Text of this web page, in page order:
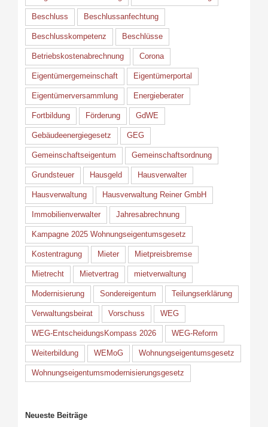
Beschluss Beschlussanfechtung
Beschlusskompetenz Beschlüsse
Betriebskostenabrechnung Corona
Eigentümergemeinschaft Eigentümerportal
Eigentümerversammlung Energieberater
Fortbildung Förderung GdWE
Gebäudeenergiegesetz GEG
Gemeinschaftseigentum Gemeinschaftsordnung
Grundsteuer Hausgeld Hausverwalter
Hausverwaltung Hausverwaltung Reiner GmbH
Immobilienverwalter Jahresabrechnung
Kampagne 2025 Wohnungseigentumsgesetz
Kostentragung Mieter Mietpreisbremse
Mietrecht Mietvertrag mietverwaltung
Modernisierung Sondereigentum Teilungserklärung
Verwaltungsbeirat Vorschuss WEG
WEG-EntscheidungsKompass 2026 WEG-Reform
Weiterbildung WEMoG Wohnungseigentumsgesetz
Wohnungseigentumsmodernisierungsgesetz
Neueste Beiträge